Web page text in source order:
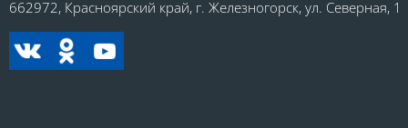
662972, Красноярский край, г. Железногорск, ул. Северная, 1.